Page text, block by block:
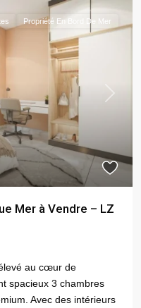
Next
Propriété En Bord De Mer
Mer à Vendre – LZ
au cœur de
spacieux 3 chambres
Avec des intérieurs